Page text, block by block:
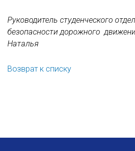
Руководитель студенческого
безопасности дорожного
Наталья
Возврат к списку